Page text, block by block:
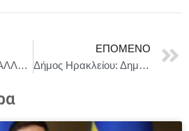
ΠΑΣΟΚ/ΚΙΝΗΜΑ ΑΛΛΑΓΗΣ: Αλλαγή του τρόπου αποζημίωσης των ασφαλισμένων υγείας με την ανοχή της κυβέρνησης
ΕΠΌΜΕΝΟ
Δήμος Ηρακλείου: Δημόσιος διαγωνισμός για αντιμετώπιση ζημιών σε κτίρια και υποδομές από σεισμό